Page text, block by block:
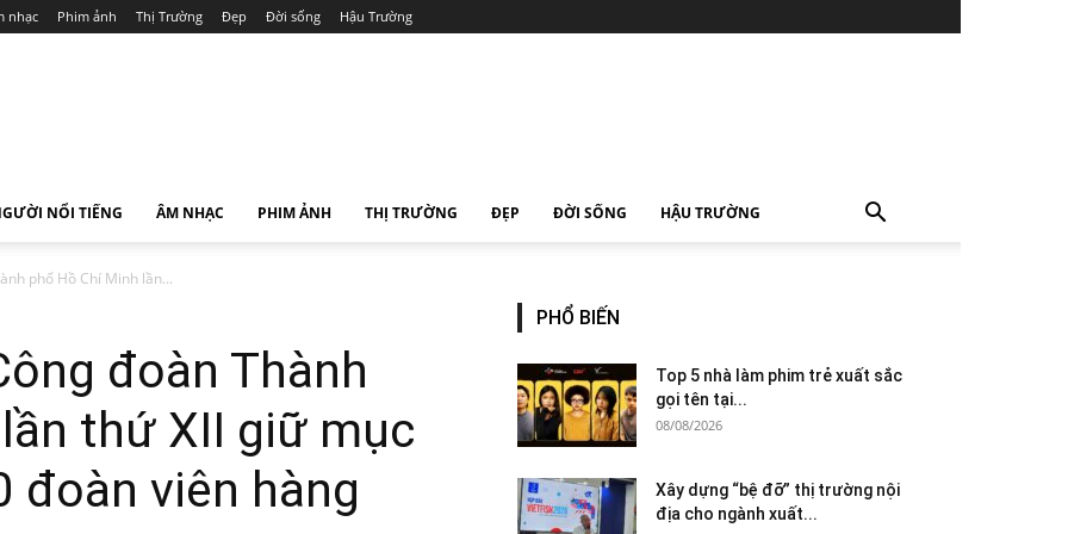
nhạc Phim ảnh Thị Trường Đẹp Đời sống Hậu Trường
NỔI TIẾNG ÂM NHẠC PHIM ẢNH THỊ TRƯỜNG ĐẸP ĐỜI SỐNG HẬU TRƯỜNG
phố Hồ Chí Minh lần...
đoàn Thành
thứ XII giữ mục
đoàn viên hàng
PHỔ BIẾN
Top 5 nhà làm phim trẻ xuất sắc
gọi tên tại...
08/08/2026
Xây dựng “bệ đỡ” thị trường nội
địa cho ngành xuất...